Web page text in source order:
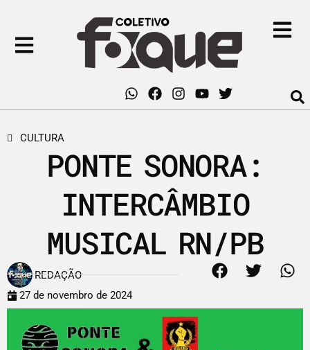
CULTURA
PONTE SONORA:
INTERCÂMBIO
MUSICAL RN/PB
REDAÇÃO
27 de novembro de 2024